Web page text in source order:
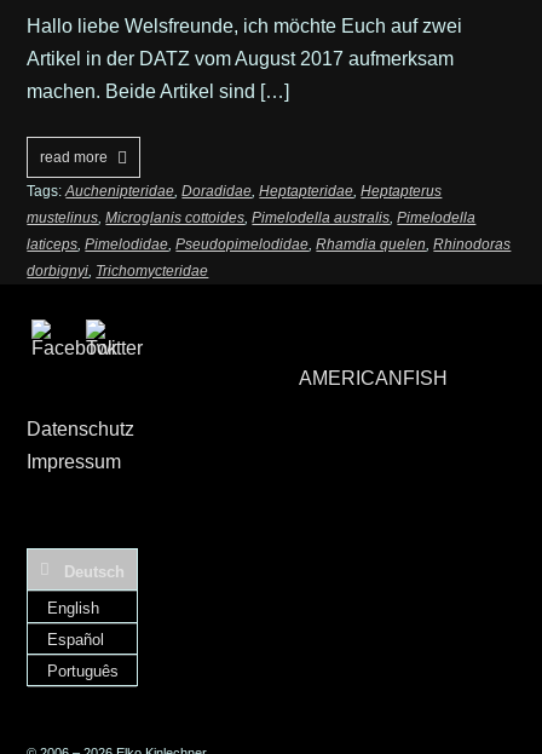
Hallo liebe Welsfreunde, ich möchte Euch auf zwei
Artikel in der DATZ vom August 2017 aufmerksam
machen. Beide Artikel sind […]
read more
Tags:Auchenipteridae,Doradidae,Heptapteridae,Heptapterus
mustelinus,Microglanis cottoides,Pimelodella australis,Pimelodella
laticeps,Pimelodidae,Pseudopimelodidae,Rhamdia quelen,Rhinodoras
dorbignyi, Trichomycteridae
AMERICANFISH
Datenschutz
Impressum
Deutsch
English
Español
Português